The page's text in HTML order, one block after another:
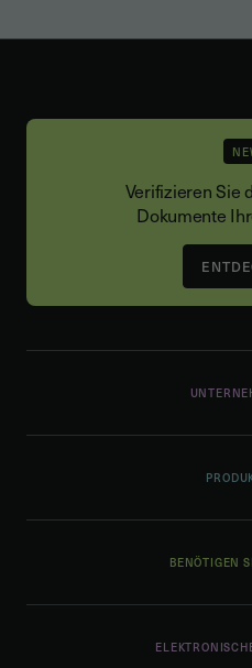
Verifizieren Sie
Dokumente
BENÖTIGEN